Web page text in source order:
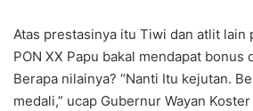
Atas prestasinya itu Tiwi dan atlit lain
PON XX Papu bakal mendapat bonus
Berapa nilainya? “Nanti Itu kejutan.
medali,” ucap Gubernur Wayan